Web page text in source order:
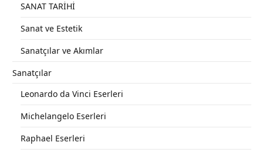
SANAT TARİHİ
Sanat ve Estetik
Sanatçılar ve Akımlar
Sanatçılar
Leonardo da Vinci Eserleri
Michelangelo Eserleri
Raphael Eserleri